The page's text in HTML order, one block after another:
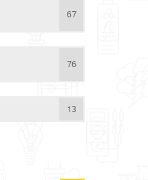
67
76
13